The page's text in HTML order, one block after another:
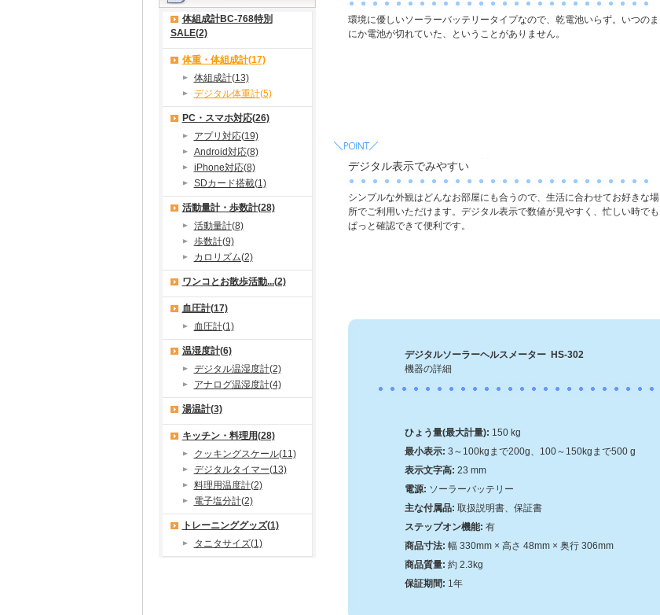
体組成計BC-768特別
SALE(2)
体重・体組成計(17)
体組成計(13)
デジタル体重計(5)
PC・スマホ対応(26)
アプリ対応(19)
Android対応(8)
iPhone対応(8)
SDカード搭載(1)
活動量計・歩数計(28)
活動量計(8)
歩数計(9)
カロリズム(2)
ワンコとお散歩活動...(2)
血圧計(17)
血圧計(1)
温湿度計(6)
デジタル温湿度計(2)
アナログ温湿度計(4)
湯温計(3)
キッチン・料理用(28)
クッキングスケール(11)
デジタルタイマー(13)
料理用温度計(2)
電子塩分計(2)
トレーニンググッズ(1)
タニタサイズ(1)
環境に優しいソーラーバッテリータイプなので、乾電池いらず。いつのま
にか電池が切れていた、ということがありません。
デジタル表示でみやすい
シンプルな外観はどんなお部屋にも合うので、生活に合わせてお好きな場
所でご利用いただけます。デジタル表示で数値が見やすく、忙しい時でも
ぱっと確認できて便利です。
デジタルソーラーヘルスメーター HS-302
機器の詳細
ひょう量(最大計量): 150 kg
最小表示: 3～100kgまで200g、100～150kgまで500 g
表示文字高: 23 mm
電源: ソーラーバッテリー
主な付属品: 取扱説明書、保証書
ステップオン機能: 有
商品寸法: 幅 330mm × 高さ 48mm × 奥行 306mm
商品質量: 約 2.3kg
保証期間: 1年